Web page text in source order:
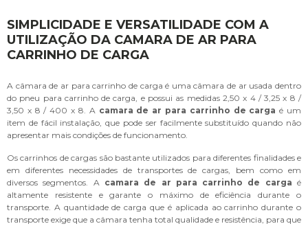
SIMPLICIDADE E VERSATILIDADE COM A
UTILIZAÇÃO DA CAMARA DE AR PARA
CARRINHO DE CARGA
A câmara de ar para carrinho de carga é uma câmara de ar usada dentro
do pneu para carrinho de carga, e possui as medidas 2,50 x 4 / 3,25 x 8 /
3,50 x 8 / 400 x 8. A camara de ar para carrinho de carga é um
item de fácil instalação, que pode ser facilmente substituído quando não
apresentar mais condições de funcionamento.
Os carrinhos de cargas são bastante utilizados para diferentes finalidades e
em diferentes necessidades de transportes de cargas, bem como em
diversos segmentos. A camara de ar para carrinho de carga é
altamente resistente e garante o máximo de eficiência durante o
transporte. A quantidade de carga que é aplicada ao carrinho durante o
transporte exige que a câmara tenha total qualidade e resistência, para que